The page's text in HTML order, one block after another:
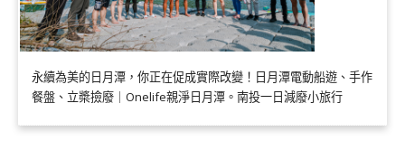
永續為美的日月潭，你正在促成實際改變！日月潭電動船遊、手作
餐盤、立槳撿廢｜Onelife親淨日月潭。南投一日減廢小旅行